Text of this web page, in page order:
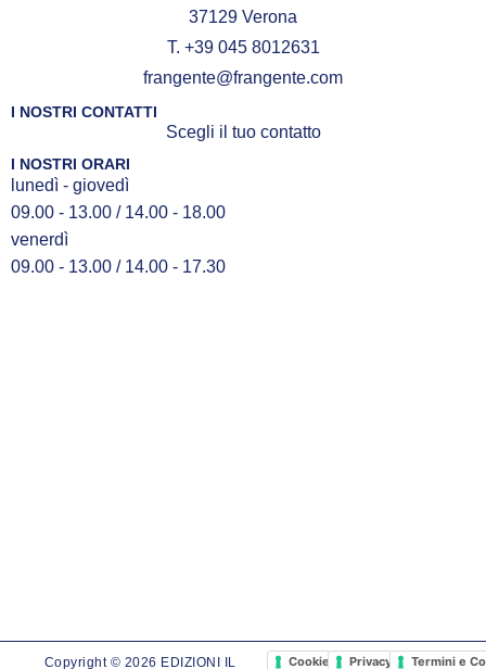
37129 Verona
T. +39 045 8012631
frangente@frangente.com
I NOSTRI CONTATTI
Scegli il tuo contatto
I NOSTRI ORARI
lunedì - giovedì
09.00 - 13.00 / 14.00 - 18.00
venerdì
09.00 - 13.00 / 14.00 - 17.30
Copyright © 2026 EDIZIONI IL Cookie PolicyPrivacy PolicyTermini e